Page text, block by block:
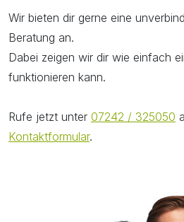
Wir bieten dir gerne eine
Beratung an.
Dabei zeigen wir dir wie einfach
funktionieren kann.
Rufe jetzt unter 07242 / 325050
Kontaktformular.